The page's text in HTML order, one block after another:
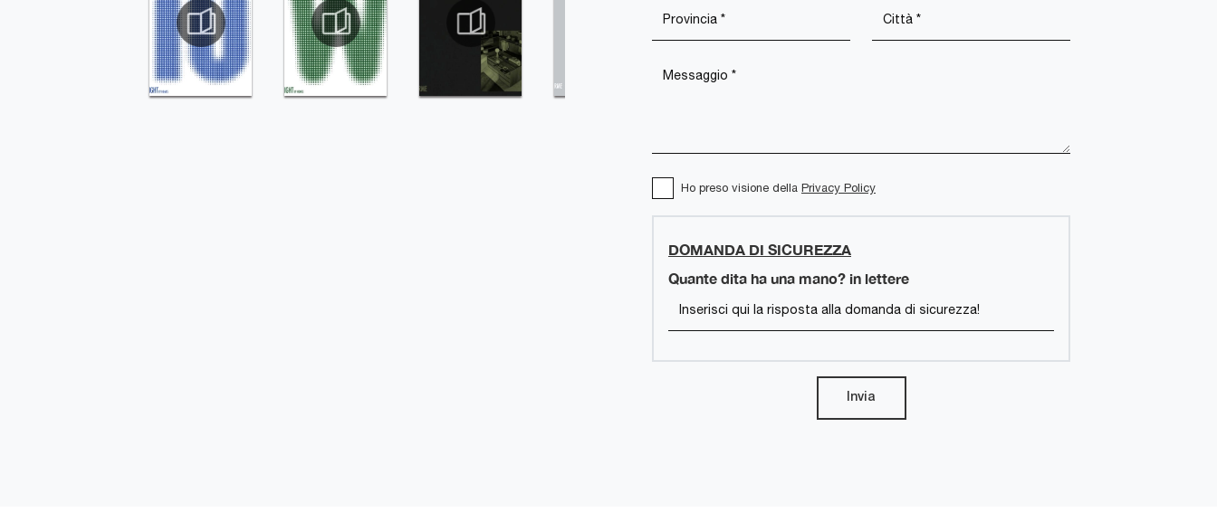
Ho preso visione della Privacy Policy
DOMANDA DI SICUREZZA
Quante dita ha una mano? in lettere
Invia